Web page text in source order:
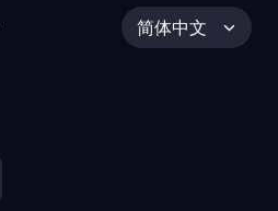
简体中文